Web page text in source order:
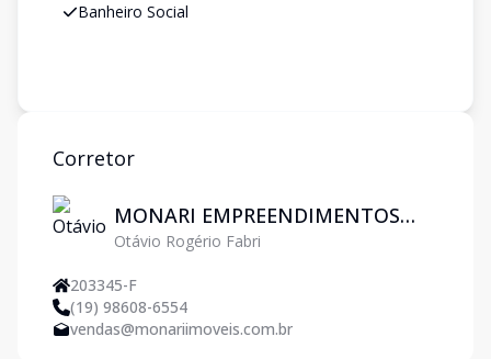
Banheiro Social
Corretor
MONARI EMPREENDIMENTOS
IMOBILIARIOS LTDA
Otávio Rogério Fabri
203345-F
(19) 98608-6554
vendas@monariimoveis.com.br